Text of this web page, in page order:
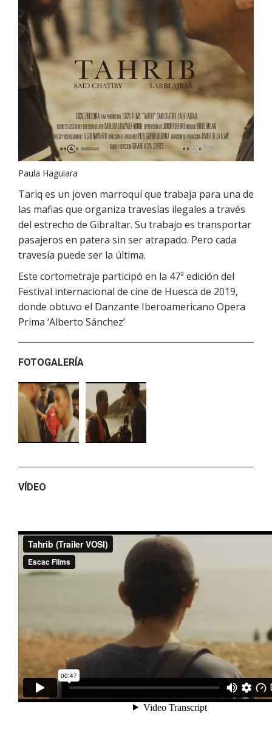
Paula Haguiara
Tariq es un joven marroquí que trabaja para una de
las mafias que organiza travesías ilegales a través
del estrecho de Gibraltar. Su trabajo es transportar
pasajeros en patera sin ser atrapado. Pero cada
travesía puede ser la última.
Este cortometraje participó en la 47ª edición del
Festival internacional de cine de Huesca de 2019,
donde obtuvo el Danzante Iberoamericano Opera
Prima ‘Alberto Sánchez’
FOTOGALERÍA
VÍDEO